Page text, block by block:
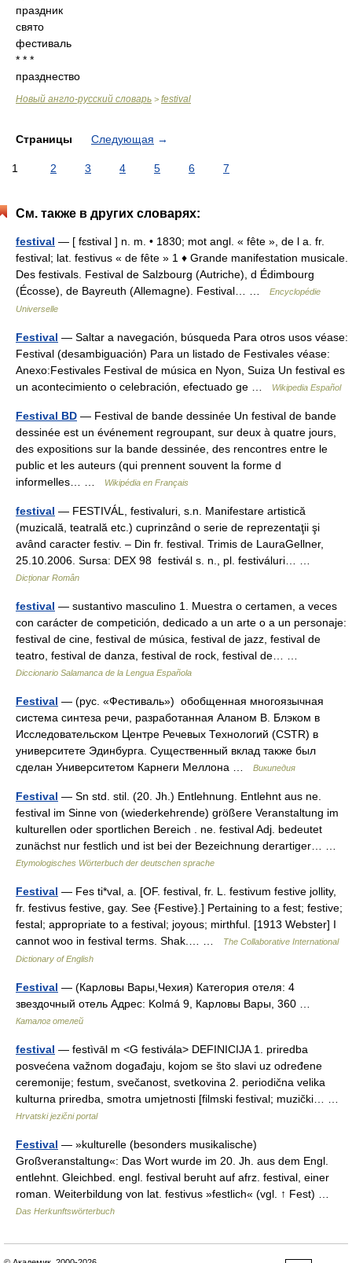
праздник
свято
фестиваль
* * *
празднество
Новый англо-русский словарь > festival
Страницы Следующая →
1 2 3 4 5 6 7
См. также в других словарях:
festival — [ fɛstival ] n. m. • 1830; mot angl. « fête », de l a. fr.
festival; lat. festivus « de fête » 1 ♦ Grande manifestation musicale.
Des festivals. Festival de Salzbourg (Autriche), d Édimbourg
(Écosse), de Bayreuth (Allemagne). Festival… …
Encyclopédie
Universelle
Festival — Saltar a navegación, búsqueda Para otros usos véase:
Festival (desambiguación) Para un listado de Festivales véase:
Anexo:Festivales Festival de música en Nyon, Suiza Un festival es
un acontecimiento o celebración, efectuado ge …
Wikipedia Español
Festival BD — Festival de bande dessinée Un festival de bande
dessinée est un événement regroupant, sur deux à quatre jours,
des expositions sur la bande dessinée, des rencontres entre le
public et les auteurs (qui prennent souvent la forme d
informelles… …
Wikipédia en Français
festival — FESTIVÁL, festivaluri, s.n. Manifestare artistică
(muzicală, teatrală etc.) cuprinzând o serie de reprezentaţii şi
având caracter festiv. – Din fr. festival. Trimis de LauraGellner,
25.10.2006. Sursa: DEX 98 festivál s. n., pl. festiváluri… …
Dicționar Român
festival — sustantivo masculino 1. Muestra o certamen, a veces
con carácter de competición, dedicado a un arte o a un personaje:
festival de cine, festival de música, festival de jazz, festival de
teatro, festival de danza, festival de rock, festival de… …
Diccionario Salamanca de la Lengua Española
Festival — (рус. «Фестиваль») обобщенная многоязычная
система синтеза речи, разработанная Аланом В. Блэком в
Исследовательском Центре Речевых Технологий (CSTR) в
университете Эдинбурга. Существенный вклад также был
сделан Университетом Карнеги Меллона …
Википедия
Festival — Sn std. stil. (20. Jh.) Entlehnung. Entlehnt aus ne.
festival im Sinne von (wiederkehrende) größere Veranstaltung im
kulturellen oder sportlichen Bereich . ne. festival Adj. bedeutet
zunächst nur festlich und ist bei der Bezeichnung derartiger… …
Etymologisches Wörterbuch der deutschen sprache
Festival — Fes ti*val, a. [OF. festival, fr. L. festivum festive jollity,
fr. festivus festive, gay. See {Festive}.] Pertaining to a fest; festive;
festal; appropriate to a festival; joyous; mirthful. [1913 Webster] I
cannot woo in festival terms. Shak.… …
The Collaborative International
Dictionary of English
Festival — (Карловы Вары,Чехия) Категория отеля: 4
звездочный отель Адрес: Kolmá 9, Карловы Вары, 360 …
Каталог отелей
festival — festìvāl m <G festivála> DEFINICIJA 1. priredba
posvećena važnom događaju, kojom se što slavi uz određene
ceremonije; festum, svečanost, svetkovina 2. periodična velika
kulturna priredba, smotra umjetnosti [filmski festival; muzički… …
Hrvatski jezični portal
Festival — »kulturelle (besonders musikalische)
Großveranstaltung«: Das Wort wurde im 20. Jh. aus dem Engl.
entlehnt. Gleichbed. engl. festival beruht auf afrz. festival, einer
roman. Weiterbildung von lat. festivus »festlich« (vgl. ↑ Fest) …
Das Herkunftswörterbuch